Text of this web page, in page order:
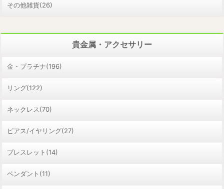
その他雑貨(26)
貴金属・アクセサリー
金・プラチナ(196)
リング(122)
ネックレス(70)
ピアス/イヤリング(27)
ブレスレット(14)
ペンダント(11)